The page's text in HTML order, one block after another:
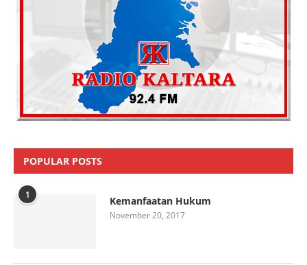
POPULAR POSTS
1 Kemanfaatan Hukum
November 20, 2017